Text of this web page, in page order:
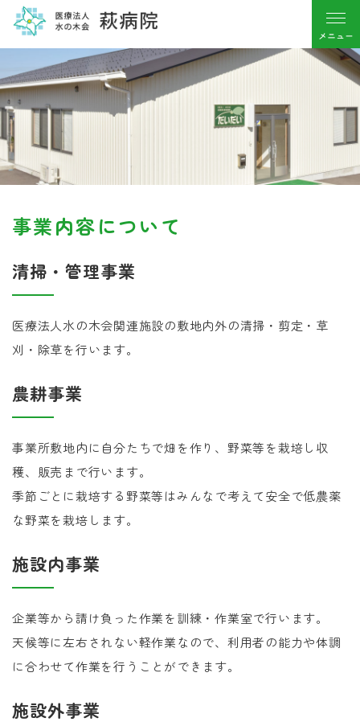
事業内容について
清掃・管理事業
医療法人水の木会関連施設の敷地内外の清掃・剪定・草
刈・除草を行います。
農耕事業
事業所敷地内に自分たちで畑を作り、野菜等を栽培し収
穫、販売まで行います。
季節ごとに栽培する野菜等はみんなで考えて安全で低農薬
な野菜を栽培します。
施設内事業
企業等から請け負った作業を訓練・作業室で行います。
天候等に左右されない軽作業なので、利用者の能力や体調
に合わせて作業を行うことができます。
施設外事業